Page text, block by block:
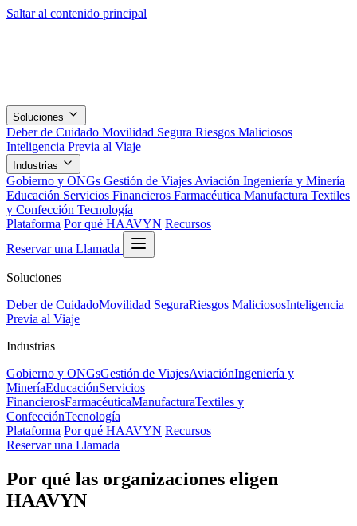
Saltar al contenido principal
Soluciones
Deber de Cuidado Movilidad Segura Riesgos Maliciosos
Inteligencia Previa al Viaje
Industrias
Gobierno y ONGs Gestión de Viajes Aviación Ingeniería y Minería
Educación Servicios Financieros Farmacéutica Manufactura Textiles
y Confección Tecnología
Plataforma Por qué HAAVYN Recursos
Reservar una Llamada
Soluciones
Deber de CuidadoMovilidad SeguraRiesgos MaliciososInteligencia
Previa al Viaje
Industrias
Gobierno y ONGsGestión de ViajesAviaciónIngeniería y
MineríaEducaciónServicios
FinancierosFarmacéuticaManufacturaTextiles y
ConfecciónTecnología
Plataforma Por qué HAAVYN Recursos
Reservar una Llamada
Por qué las organizaciones eligen
HAAVYN